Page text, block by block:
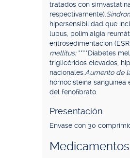
tratados con
respectivamente).
hipersensibilidad que
lupus, polimialgia
eritrosedimentación
mellitus: ****Diabetes
triglicéridos elevados,
nacionales. Aumento de
homocisteína
del fenofibrato.
Presentación.
Envase con 30